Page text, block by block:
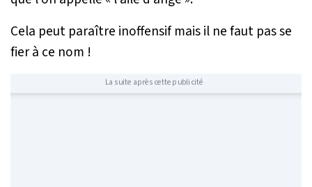
Cela peut paraître inoffensif mais il ne faut pas se
fier à ce nom !
La suite après cette publicité